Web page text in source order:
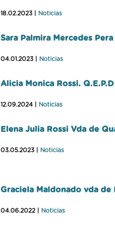
18.02.2023 | Noticias
Sara Palmira Mercedes
04.01.2023 | Noticias
Alicia Monica Rossi. Q.E.P.D
12.09.2024 | Noticias
Elena Julia Rossi Vda de
03.05.2023 | Noticias
Graciela Maldonado vda de
04.06.2022 | Noticias